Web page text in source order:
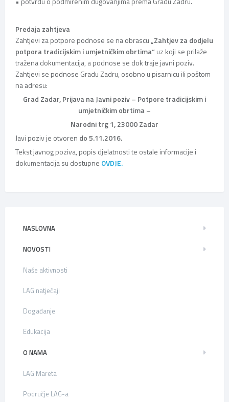
Predaja zahtjeva
Zahtjevi za potpore podnose se na obrascu „Zahtjev za dodjelu
potpora tradicijskim i umjetničkim obrtima“ uz koji se prilaže
tražena dokumentacija, a podnose se dok traje javni poziv.
Zahtjevi se podnose Gradu Zadru, osobno u pisarnicu ili poštom
na adresu:
Grad Zadar, Prijava na Javni poziv – Potpore tradicijskim i
umjetničkim obrtima –
Narodni trg 1, 23000 Zadar
Javi poziv je otvoren do 5.11.2016.
Tekst javnog poziva, popis djelatnosti te ostale informacije i
dokumentacija su dostupne OVDJE.
NASLOVNA
NOVOSTI
Naše aktivnosti
LAG natječaji
Događanje
Edukacija
O NAMA
LAG Mareta
Područje LAG-a